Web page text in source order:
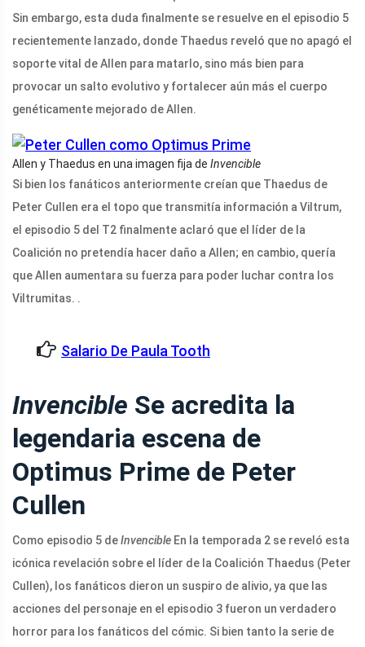
Sin embargo, esta duda finalmente se resuelve en el episodio 5
recientemente lanzado, donde Thaedus reveló que no apagó el
soporte vital de Allen para matarlo, sino más bien para
provocar un salto evolutivo y fortalecer aún más el cuerpo
genéticamente mejorado de Allen.
Allen y Thaedus en una imagen fija de Invencible
Si bien los fanáticos anteriormente creían que Thaedus de
Peter Cullen era el topo que transmitía información a Viltrum,
el episodio 5 del T2 finalmente aclaró que el líder de la
Coalición no pretendía hacer daño a Allen; en cambio, quería
que Allen aumentara su fuerza para poder luchar contra los
Viltrumitas. .
Salario De Paula Tooth
Invencible Se acredita la
legendaria escena de
Optimus Prime de Peter
Cullen
Como episodio 5 deInvencible En la temporada 2 se reveló esta
icónica revelación sobre el líder de la Coalición Thaedus (Peter
Cullen), los fanáticos dieron un suspiro de alivio, ya que las
acciones del personaje en el episodio 3 fueron un verdadero
horror para los fanáticos del cómic. Si bien tanto la serie de